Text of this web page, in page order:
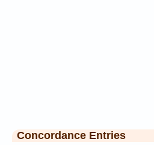
Concordance Entries